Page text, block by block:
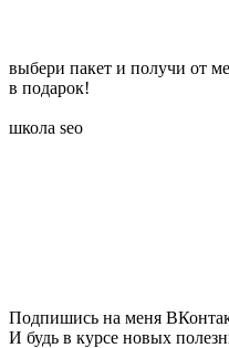
выбери пакет и получи от
в подарок!
школа seo
Подпишись на меня
И будь в курсе новых